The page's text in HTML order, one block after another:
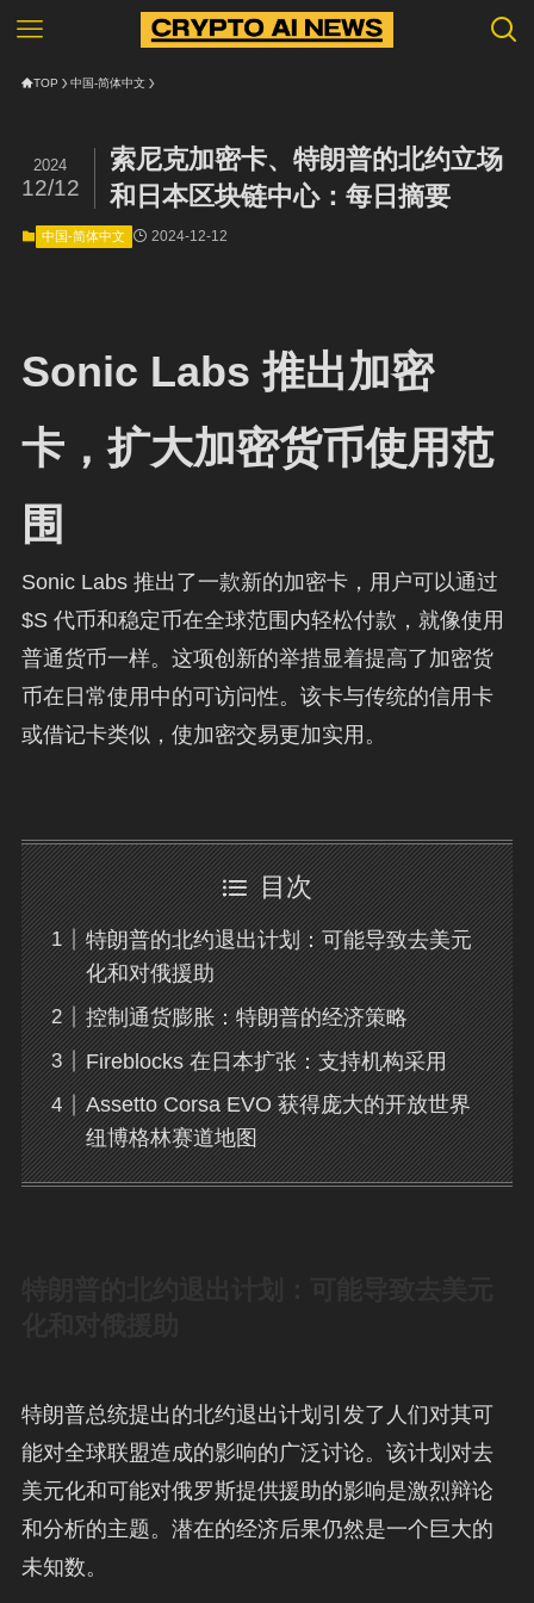
TOP 中国-简体中文
索尼克加密卡、特朗普的北约立场
和日本区块链中心：每日摘要
2024
12/12
中国-简体中文 2024-12-12
Sonic Labs 推出加密
卡，扩大加密货币使用范
围
Sonic Labs 推出了一款新的加密卡，用户可以通过
$S 代币和稳定币在全球范围内轻松付款，就像使用
普通货币一样。这项创新的举措显着提高了加密货
币在日常使用中的可访问性。该卡与传统的信用卡
或借记卡类似，使加密交易更加实用。
目次
特朗普的北约退出计划：可能导致去美元
化和对俄援助
控制通货膨胀：特朗普的经济策略
Fireblocks 在日本扩张：支持机构采用
Assetto Corsa EVO 获得庞大的开放世界
纽博格林赛道地图
特朗普总统提出的北约退出计划引发了人们对其可
能对全球联盟造成的影响的广泛讨论。该计划对去
美元化和可能对俄罗斯提供援助的影响是激烈辩论
和分析的主题。潜在的经济后果仍然是一个巨大的
未知数。